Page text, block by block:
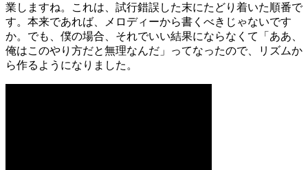
業しますね。これは、試行錯誤した末にたどり着いた順番で
す。本来であれば、メロディーから書くべきじゃないです
か。でも、僕の場合、それでいい結果にならなくて「ああ、
俺はこのやり方だと無理なんだ」ってなったので、リズムか
ら作るようになりました。